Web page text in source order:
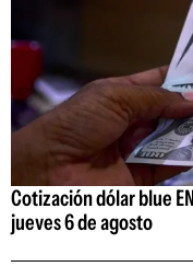
Cotización dólar blue
jueves 6 de agosto